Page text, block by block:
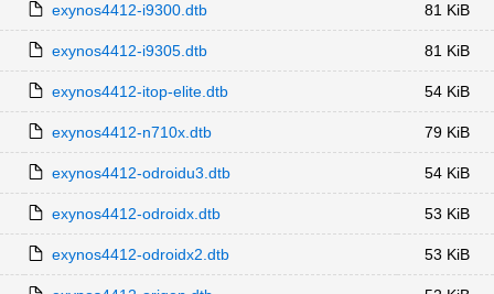
exynos4412-i9300.dtb 81 KiB
exynos4412-i9305.dtb 81 KiB
exynos4412-itop-elite.dtb 54 KiB
exynos4412-n710x.dtb 79 KiB
exynos4412-odroidu3.dtb 54 KiB
exynos4412-odroidx.dtb 53 KiB
exynos4412-odroidx2.dtb 53 KiB